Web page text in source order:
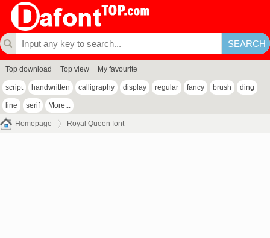
Top download Top view My favourite
script handwritten calligraphy display regular fancy brush ding
line serif More...
Homepage Royal Queen font